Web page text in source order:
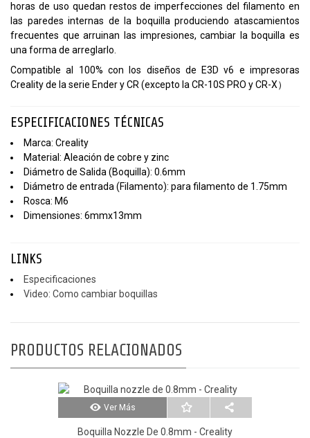
horas de uso quedan restos de imperfecciones del filamento en
las paredes internas de la boquilla produciendo atascamientos
frecuentes que arruinan las impresiones, cambiar la boquilla es
una forma de arreglarlo.
Compatible al 100% con los diseños de E3D v6 e impresoras
Creality de la serie Ender y CR (excepto la CR-10S PRO y CR-X）
ESPECIFICACIONES TÉCNICAS
Marca: Creality
Material: Aleación de cobre y zinc
Diámetro de Salida (Boquilla): 0.6mm
Diámetro de entrada (Filamento): para filamento de 1.75mm
Rosca: M6
Dimensiones: 6mmx13mm
LINKS
Especificaciones
Video: Como cambiar boquillas
PRODUCTOS RELACIONADOS
Ver Más
Boquilla Nozzle De 0.8mm - Creality